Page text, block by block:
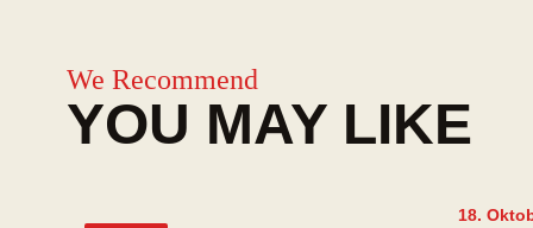
We Recommend
YOU MAY LIKE
18.